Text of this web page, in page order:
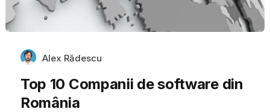
Alex Rădescu
Top 10 Companii de software din
România